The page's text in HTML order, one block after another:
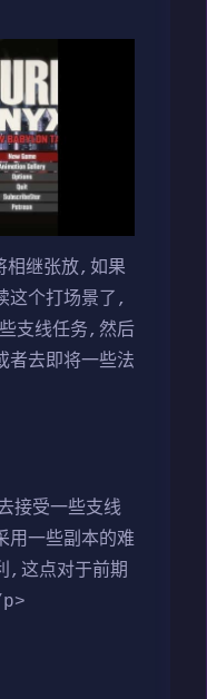
相继张放,如果
这个打场景了,
支线任务,然后
者去即将一些法
接受一些支线
用一些副本的难
,这点对于前期
p>